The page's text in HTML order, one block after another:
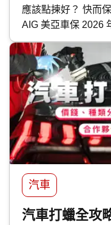
應該點揀好？ 快而
AIG 美亞車保 2026
亞 汽車保險 優缺點
案。
汽車
汽車打蠟全攻